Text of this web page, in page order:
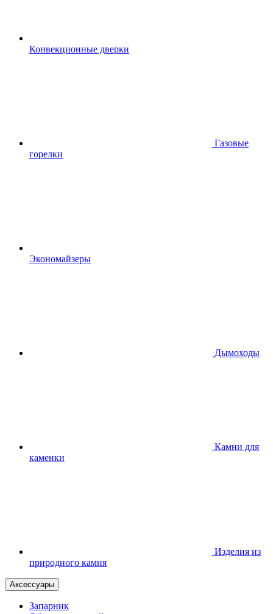
Конвекционные дверки
Газовые
горелки
Экономайзеры
Дымоходы
Камни для
каменки
Изделия из
природного камня
Аксессуары
Запарник